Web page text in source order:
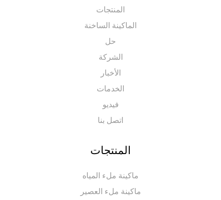
المنتجات
الماكينة الساخنة
الشركة
الخدمات
اتصل بنا
المنتجات
ماكينة ملء المياه
ماكينة ملء العصير